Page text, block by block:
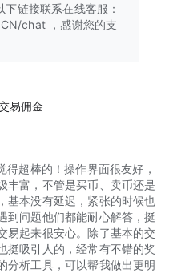
exchanges/
安全地持有资产。币安App
户提供了更多关于区块链的
收入以及使用加密货币进行消
链接联系在线客服：
chat ，感谢您的支
易佣金
超棒的！操作界面很友好，
丰富，不管是买币、卖币还是
基本没有延迟，紧张的时候也
到问题他们都能耐心解答，挺
易起来很安心。除了基本的交
挺吸引人的，经常有不错的奖
分析工具，可以帮我做出更明